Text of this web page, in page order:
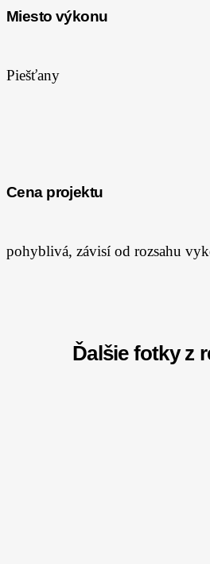
Miesto výkonu
Piešťany
Cena projektu
pohyblivá, závisí od rozsahu
Ďalšie fotky z